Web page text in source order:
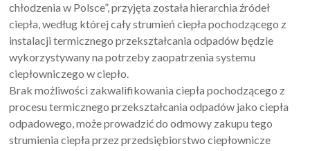
chłodzenia w Polsce”, przyjęta została hierarchia źródeł
ciepła, według której cały strumień ciepła pochodzącego z
instalacji termicznego przekształcania odpadów będzie
wykorzystywany na potrzeby zaopatrzenia systemu
ciepłowniczego w ciepło.
Brak możliwości zakwalifikowania ciepła pochodzącego z
procesu termicznego przekształcania odpadów jako ciepła
odpadowego, może prowadzić do odmowy zakupu tego
strumienia ciepła przez przedsiębiorstwo ciepłownicze